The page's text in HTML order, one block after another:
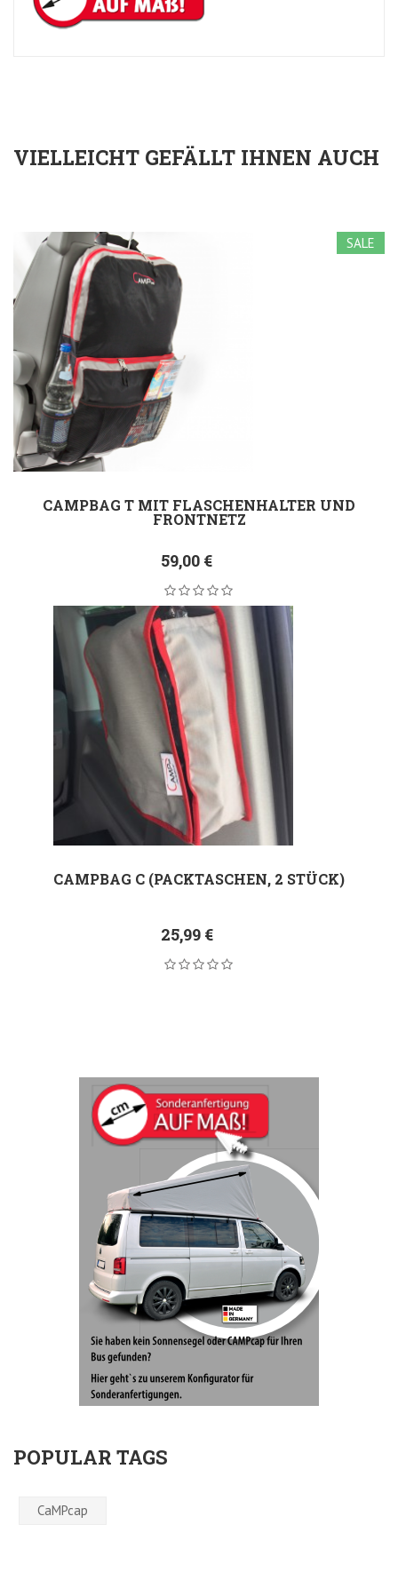
VIELLEICHT GEFÄLLT IHNEN AUCH
SALE
CAMPBAG T MIT FLASCHENHALTER UND
FRONTNETZ
59,00 €
CAMPBAG C (PACKTASCHEN, 2 STÜCK)
25,99 €
POPULAR TAGS
CaMPcap